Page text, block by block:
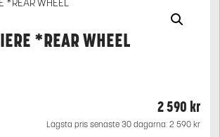
*REAR WHEEL
2 590 kr
Lägsta pris senaste 30 dagarna: 2 590 kr